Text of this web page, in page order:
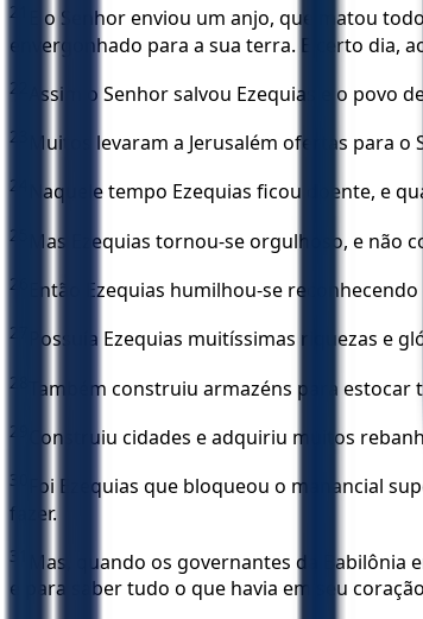
21
E o Senhor enviou um anjo, que matou
envergonhado para a sua terra. E certo dia,
22 Assim o Senhor salvou Ezequias e o
23 Muitos levaram a Jerusalém ofertas para
24 Naquele tempo Ezequias ficou doente, e
25 Mas Ezequias tornou-se orgulhoso, e
26 Então Ezequias humilhou-se
27 Possuía Ezequias muitíssimas riquezas e
28 Também construiu armazéns para
29 Construiu cidades e adquiriu muitos
30
Foi Ezequias que bloqueou o manancial
fazer.
31
Mas, quando os governantes da
e para saber tudo o que havia em seu